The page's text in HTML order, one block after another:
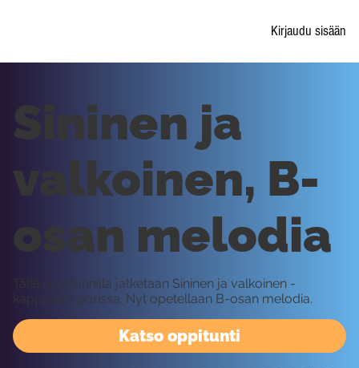
Kirjaudu sisään
Katso oppitunti
Sininen ja
valkoinen, B-
osan melodia
Tällä oppitunnilla jatketaan Sininen ja valkoinen -
kappaleen parissa. Nyt opetellaan B-osan melodia.